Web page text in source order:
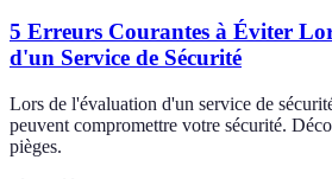
5 Erreurs Courantes à Éviter
d'un Service de Sécurité
Lors de l'évaluation d'un service de
peuvent compromettre votre sécurité.
pièges.